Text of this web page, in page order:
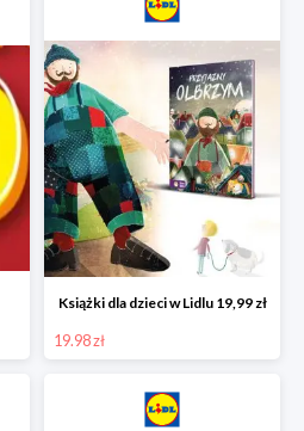
Książki dla dzieci w Lidlu 19,99 zł
19.98 zł